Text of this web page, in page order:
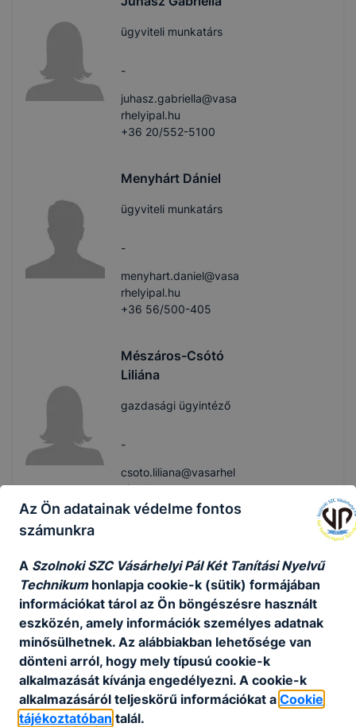
ügyviteli munkatárs
-
juhasz.gabriella@vasa
rhelyipal.hu
+36 20/552-5100
Menyhárt Dániel
ügyviteli munkatárs
-
menyhart.daniel@vasa
rhelyipal.hu
+36 56/500-405
Mészáros-Csótó
Liliána
gazdasági ügyintéző
-
csoto.liliana@vasarhel
yipal.hu
+36 20/552-5100
Granyák Márta
iskolatitkár
-
vasarhelyi@szolmusz.
hu
+36 20/551-8460
Az Ön adatainak védelme fontos
számunkra
A Szolnoki SZC Vásárhelyi Pál Két Tanítási Nyelvű
Technikumhonlapja cookie-k (sütik) formájában
információkat tárol az Ön böngészésre használt
eszközén, amely információk személyes adatnak
minősülhetnek. Az alábbiakban lehetősége van
dönteni arról, hogy mely típusú cookie-k
alkalmazását kívánja engedélyezni. A cookie-k
alkalmazásáról teljeskörű információkat a Cookie
tájékoztatóban talál.